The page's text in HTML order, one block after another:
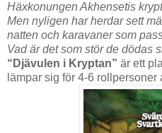
Häxkonungen Akhensetis
Men nyligen har herdar sett
natten och karavaner som
Vad är det som stör de dödas
“Djävulen i Kryptan” är ett
lämpar sig för 4-6 rollpersoner